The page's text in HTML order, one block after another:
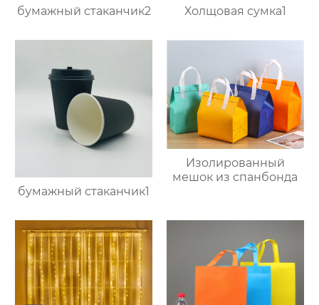
бумажный стаканчик2 Холщовая сумка1
бумажный стаканчик1
Изолированный
мешок из спанбонда